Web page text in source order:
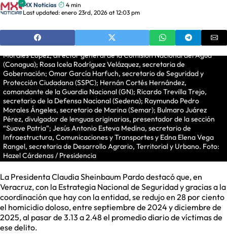
MX Noticias
4 min
Last updated: enero 23rd, 2026 at 12:03 pm
Veracruz, Veracruz, México, 23 de enero de 2026. La doctora
Claudia Sheinbaum Pardo, presidenta Constitucional de los Estados
Unidos Mexicanos en conferencia de prensa matutina, “Conferencia
del Pueblo” desde Veracruz. La acompañan Norma Rocío Nahle
García, gobernadora Constitucional del Estado de Veracruz; Efraín
Morales López, director general de la Comisión Nacional del Agua
(Conagua); Rosa Icela Rodríguez Velázquez, secretaria de
Gobernación; Omar García Harfuch, secretario de Seguridad y
Protección Ciudadana (SSPC); Hernán Cortés Hernández,
comandante de la Guardia Nacional (GN); Ricardo Trevilla Trejo,
secretario de la Defensa Nacional (Sedena); Raymundo Pedro
Morales Ángeles, secretario de Marina (Semar); Bulmaro Juárez
Pérez, divulgador de lenguas originarias, presentador de la sección
“Suave Patria”; Jesús Antonio Esteva Medina, secretario de
Infraestructura, Comunicaciones y Transportes y Edna Elena Vega
Rangel, secretaria de Desarrollo Agrario, Territorial y Urbano. Foto:
Hazel Cárdenas / Presidencia
La Presidenta Claudia Sheinbaum Pardo destacó que, en
Veracruz, con la Estrategia Nacional de Seguridad y gracias a la
coordinación que hay con la entidad, se redujo en 28 por ciento
el homicidio doloso, entre septiembre de 2024 y diciembre de
2025, al pasar de 3.13 a 2.48 el promedio diario de víctimas de
ese delito.